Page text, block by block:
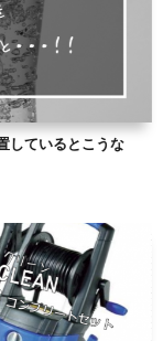
しているとこうな